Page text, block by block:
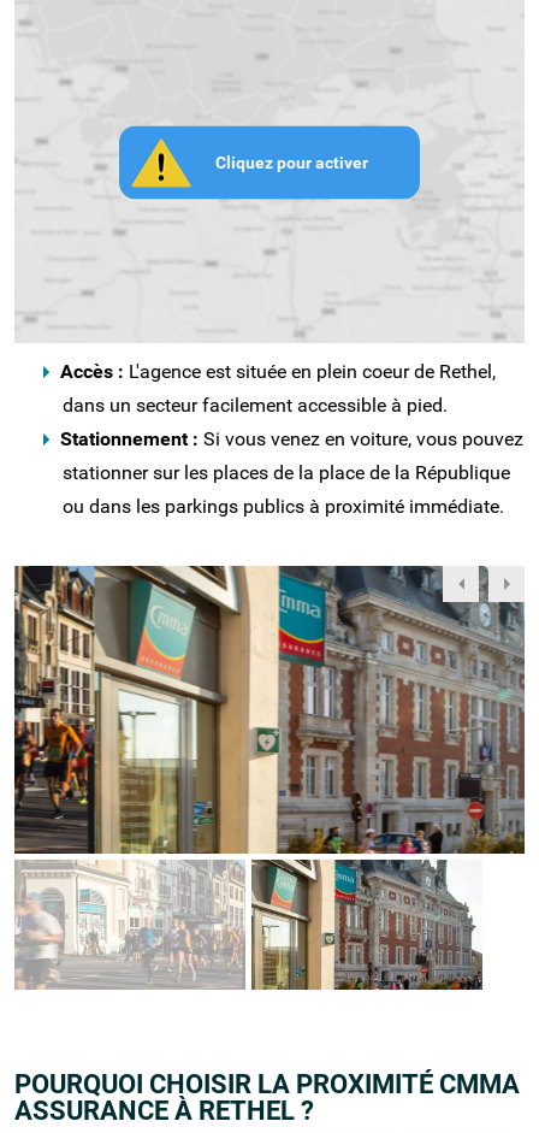
Cliquez pour activer
Accès : L'agence est située en plein coeur de Rethel,
dans un secteur facilement accessible à pied.
Stationnement : Si vous venez en voiture, vous pouvez
stationner sur les places de la place de la République
ou dans les parkings publics à proximité immédiate.
POURQUOI CHOISIR LA PROXIMITÉ CMMA
ASSURANCE À RETHEL ?